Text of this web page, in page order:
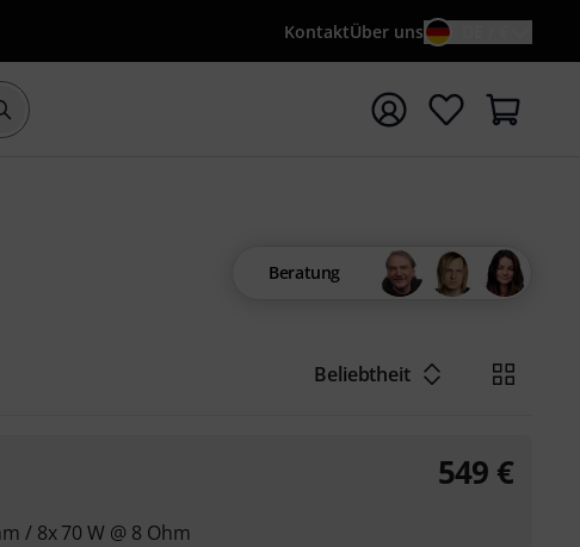
KontaktÜber uns
Suche mit Suchwort {searchTerm} starten
Beratung
Beliebtheit
/ 8x 70 W @ 8 Ohm
549 €